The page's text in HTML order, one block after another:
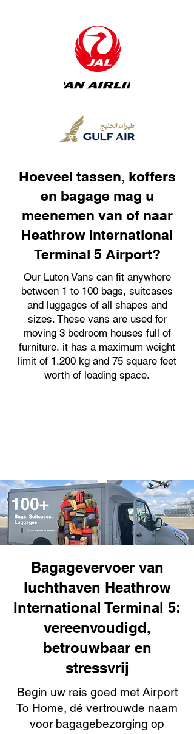
Hoeveel tassen, koffers
en bagage mag u
meenemen van of naar
Heathrow International
Terminal 5 Airport?
Our Luton Vans can fit anywhere
between 1 to 100 bags, suitcases
and luggages of all shapes and
sizes. These vans are used for
moving 3 bedroom houses full of
furniture, it has a maximum weight
limit of 1,200 kg and 75 square feet
worth of loading space.
Bagagevervoer van
luchthaven Heathrow
International Terminal 5:
vereenvoudigd,
betrouwbaar en
stressvrij
Begin uw reis goed met Airport
To Home, dé vertrouwde naam
voor bagagebezorging op